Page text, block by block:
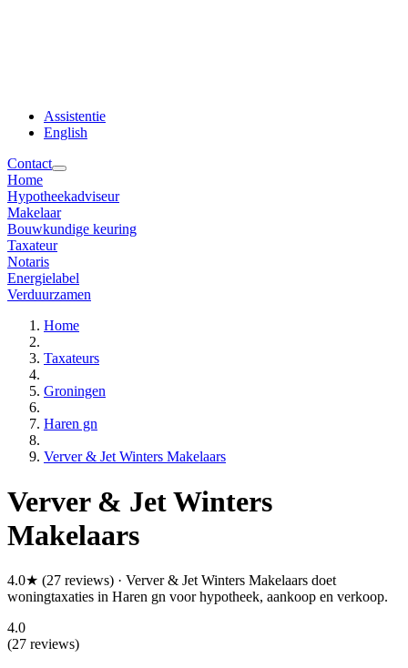
Assistentie
English
Contact
Home
Hypotheekadviseur
Makelaar
Bouwkundige keuring
Taxateur
Notaris
Energielabel
Verduurzamen
Home
Taxateurs
Groningen
Haren gn
Verver & Jet Winters Makelaars
Verver & Jet Winters
Makelaars
4.0★ (27 reviews) · Verver & Jet Winters Makelaars doet
woningtaxaties in Haren gn voor hypotheek, aankoop en verkoop.
4.0
(27 reviews)